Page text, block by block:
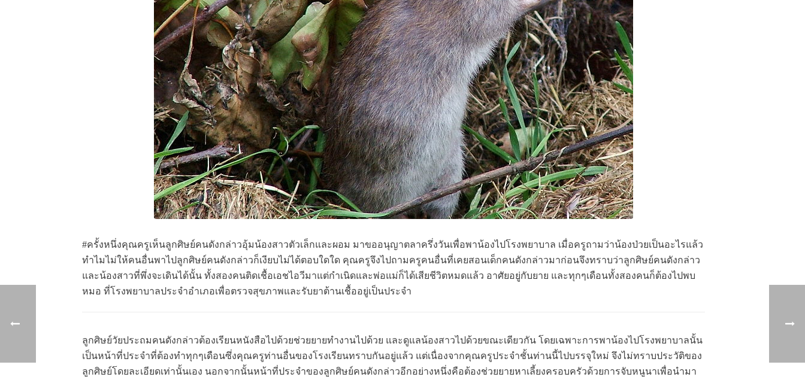
#ครั้งหนึ่งคุณครูเห็นลูกศิษย์คนดังกล่าวอุ้มน้องสาวตัวเล็กและผอม มาขออนุญาตลาครึ่งวันเพื่อพาน้องไปโรงพยาบาล เมื่อครูถามว่าน้องป่วยเป็นอะไรแล้ว
ทำไมไม่ให้คนอื่นพาไปลูกศิษย์คนดังกล่าวก็เงียบไม่ได้ตอบใดใด คุณครูจึงไปถามครูคนอื่นที่เคยสอนเด็กคนดังกล่าวมาก่อนจึงทราบว่าลูกศิษย์คนดังกล่าว
และน้องสาวที่พึ่งจะเดินได้นั้น ทั้งสองคนติดเชื้อเอชไอวีมาแต่กำเนิดและพ่อแม่ก็ได้เสียชีวิตหมดแล้ว อาศัยอยู่กับยาย และทุกๆเดือนทั้งสองคนก็ต้องไปพบ
หมอ ที่โรงพยาบาลประจำอำเภอเพื่อตรวจสุขภาพและรับยาต้านเชื้ออยู่เป็นประจำ
ลูกศิษย์วัยประถมคนดังกล่าวต้องเรียนหนังสือไปด้วยช่วยยายทำงานไปด้วย และดูแลน้องสาวไปด้วยขณะเดียวกัน โดยเฉพาะการพาน้องไปโรงพยาบาลนั้น
เป็นหน้าที่ประจำที่ต้องทำทุกๆเดือนซึ่งคุณครูท่านอื่นของโรงเรียนทราบกันอยู่แล้ว แต่เนื่องจากคุณครูประจำชั้นท่านนี้ไปบรรจุใหม่ จึงไม่ทราบประวัติของ
ลูกศิษย์โดยละเอียดเท่านั้นเอง นอกจากนั้นหน้าที่ประจำของลูกศิษย์คนดังกล่าวอีกอย่างหนึ่งคือต้องช่วยยายหาเลี้ยงครอบครัวด้วยการจับหนูนาเพื่อนำมา